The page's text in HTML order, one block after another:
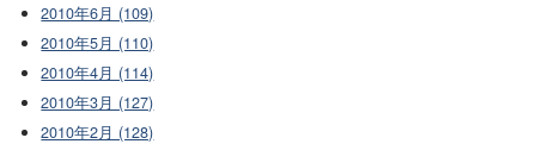
2010年6月 (109)
2010年5月 (110)
2010年4月 (114)
2010年3月 (127)
2010年2月 (128)